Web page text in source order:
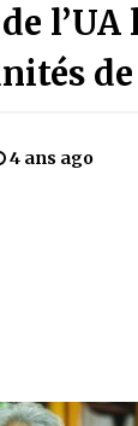
Oum el Gaïla /
4 ans ago
4 ans ago
l’UA
4 ans ago